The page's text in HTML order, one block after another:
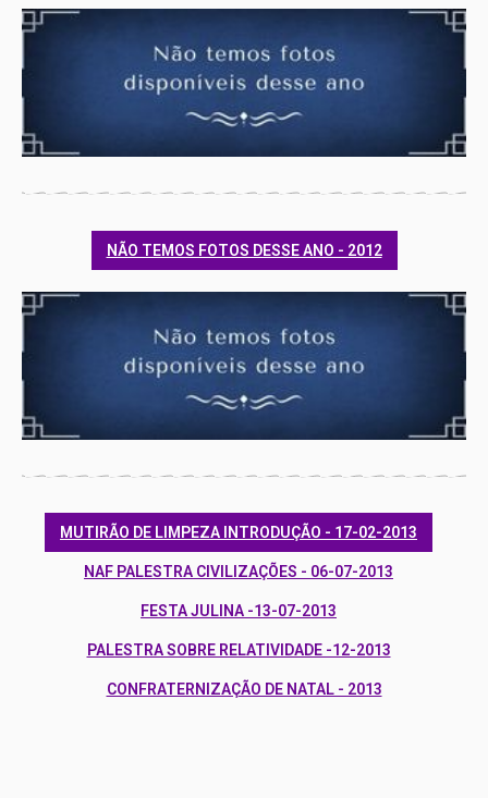
NÃO TEMOS FOTOS DESSE ANO - 2012
MUTIRÃO DE LIMPEZA INTRODUÇÃO - 17-02-2013
NAF PALESTRA CIVILIZAÇÕES - 06-07-2013
FESTA JULINA -13-07-2013
PALESTRA SOBRE RELATIVIDADE -12-2013
CONFRATERNIZAÇÃO DE NATAL - 2013